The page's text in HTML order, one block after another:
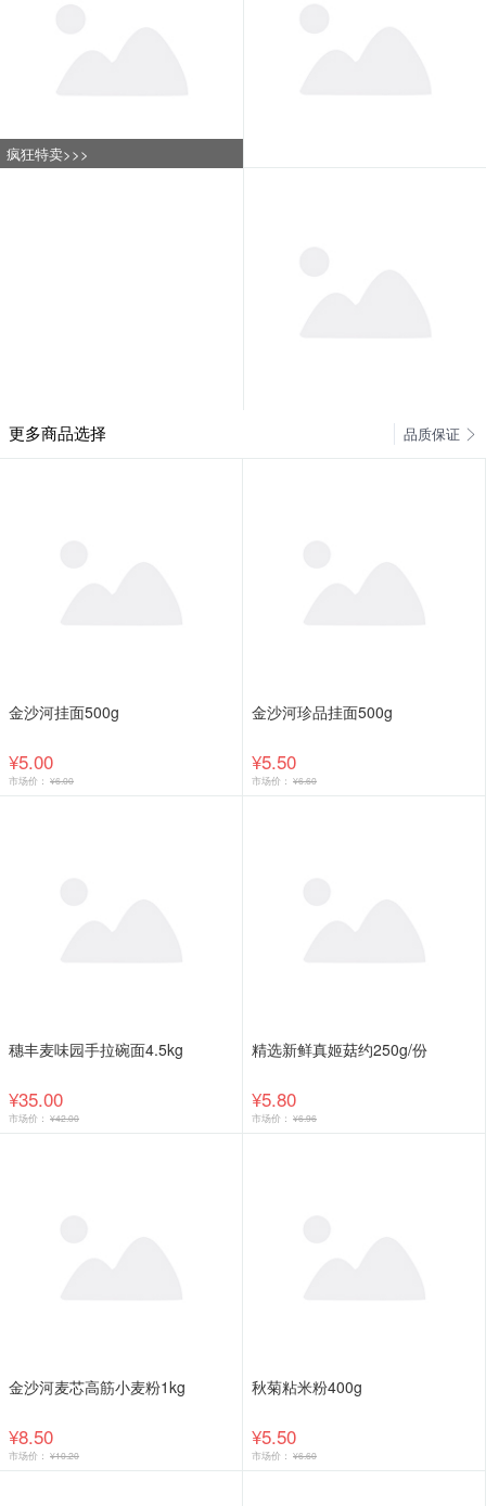
疯狂特卖>>>
更多商品选择 品质保证
金沙河挂面500g
¥5.00
市场价： ¥6.00
金沙河珍品挂面500g
¥5.50
市场价： ¥6.60
穗丰麦味园手拉碗面4.5kg
¥35.00
市场价： ¥42.00
精选新鲜真姬菇约250g/份
¥5.80
市场价： ¥6.96
金沙河麦芯高筋小麦粉1kg
¥8.50
市场价： ¥10.20
秋菊粘米粉400g
¥5.50
市场价： ¥6.60